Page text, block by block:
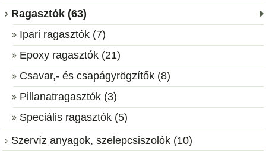
Ragasztók (63)
Ipari ragasztók (7)
Epoxy ragasztók (21)
Csavar,- és csapágyrögzítők (8)
Pillanatragasztók (3)
Speciális ragasztók (5)
Szervíz anyagok, szelepcsiszolók (10)